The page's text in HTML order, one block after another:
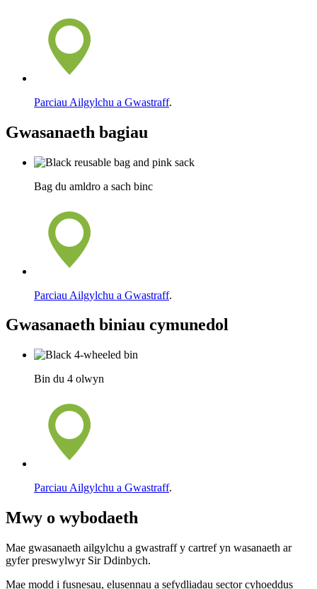
Parciau Ailgylchu a Gwastraff.
Gwasanaeth bagiau
Bag du amldro a sach binc
Parciau Ailgylchu a Gwastraff.
Gwasanaeth biniau cymunedol
Bin du 4 olwyn
Parciau Ailgylchu a Gwastraff.
Mwy o wybodaeth
Mae gwasanaeth ailgylchu a gwastraff y cartref yn wasanaeth ar
gyfer preswylwyr Sir Ddinbych.
Mae modd i fusnesau, elusennau a sefydliadau sector cyhoeddus